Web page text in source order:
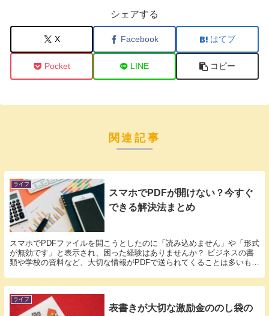
シェアする
X Facebook はてブ
Pocket LINE コピー
関連記事
ライフ
スマホでPDFが開けない？今すぐ
できる解決法まとめ
スマホでPDFファイルを開こうとしたのに「読み込めません」や「形式
が無効です」と表示され、困った経験はありませんか？ ビジネスの書
類や学校の資料など、大切な情報がPDFで送られてくることは多いも
ライフ
表書きが大切な激励金ののし袋の